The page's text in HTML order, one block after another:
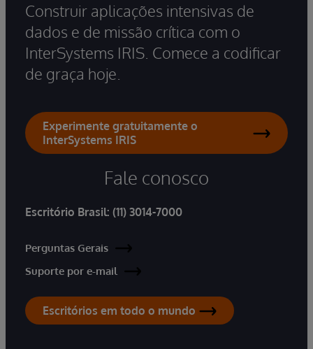
Construir aplicações intensivas de
dados e de missão crítica com o
InterSystems IRIS. Comece a codificar
de graça hoje.
Experimente gratuitamente o
InterSystems IRIS
Fale conosco
Escritório Brasil: (11) 3014-7000
Perguntas Gerais
Suporte por e-mail
Escritórios em todo o mundo